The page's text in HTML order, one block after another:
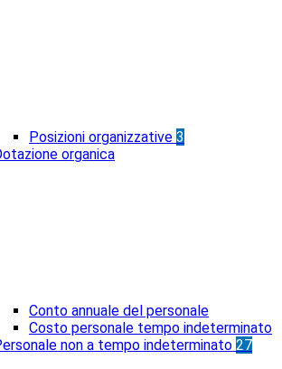
Posizioni organizzative 3
organica
Conto annuale del personale
Costo personale tempo indeterminato
non a tempo indeterminato 27